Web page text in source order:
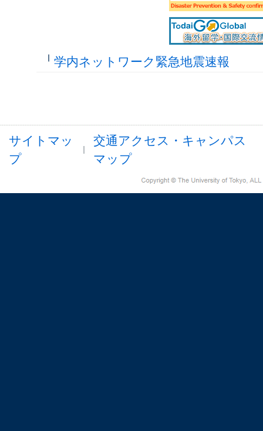
学内ネットワーク緊急地震速報
サイトマッ
プ
交通アクセス・キャンパス
マップ